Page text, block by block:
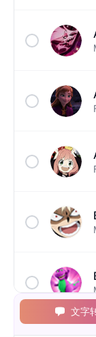
文字